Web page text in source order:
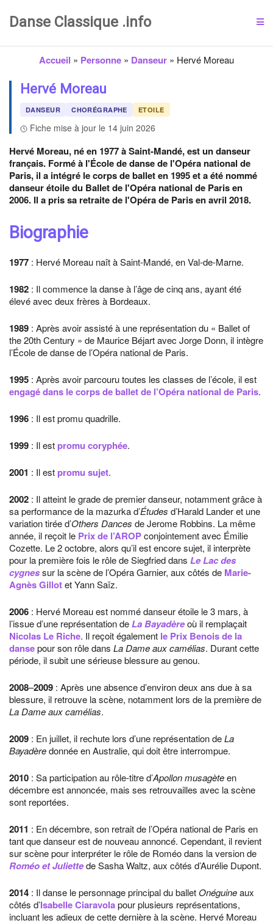
Danse Classique .info
Accueil » Personne » Danseur » Hervé Moreau
Hervé Moreau
DANSEUR CHORÉGRAPHE ETOILE
Fiche mise à jour le 14 juin 2026
Hervé Moreau, né en 1977 à Saint-Mandé, est un danseur
français. Formé à l'École de danse de l'Opéra national de
Paris, il a intégré le corps de ballet en 1995 et a été nommé
danseur étoile du Ballet de l'Opéra national de Paris en
2006. Il a pris sa retraite de l'Opéra de Paris en avril 2018.
Biographie
1977 : Hervé Moreau naît à Saint-Mandé, en Val-de-Marne.
1982 : Il commence la danse à l’âge de cinq ans, ayant été
élevé avec deux frères à Bordeaux.
1989 : Après avoir assisté à une représentation du « Ballet of
the 20th Century » de Maurice Béjart avec Jorge Donn, il intègre
l’École de danse de l’Opéra national de Paris.
1995 : Après avoir parcouru toutes les classes de l’école, il est
engagé dans le corps de ballet de l’Opéra national de Paris.
1996 : Il est promu quadrille.
1999 : Il est promu coryphée.
2001 : Il est promu sujet.
2002 : Il atteint le grade de premier danseur, notamment grâce à
sa performance de la mazurka d’Études d’Harald Lander et une
variation tirée d’Others Dances de Jerome Robbins. La même
année, il reçoit le Prix de l’AROPconjointement avec Émilie
Cozette. Le 2 octobre, alors qu’il est encore sujet, il interprète
pour la première fois le rôle de Siegfried dans Le Lac des
cygnessur la scène de l’Opéra Garnier, aux côtés de Marie-
Agnès Gillotet Yann Saïz.
2006 : Hervé Moreau est nommé danseur étoile le 3 mars, à
l’issue d’une représentation deLa Bayadèreoù il remplaçait
Nicolas Le Riche. Il reçoit également le Prix Benois de la
dansepour son rôle dans La Dame aux camélias. Durant cette
période, il subit une sérieuse blessure au genou.
2008–2009 : Après une absence d’environ deux ans due à sa
blessure, il retrouve la scène, notamment lors de la première de
La Dame aux camélias.
2009 : En juillet, il rechute lors d’une représentation deLa
Bayadèredonnée en Australie, qui doit être interrompue.
2010 : Sa participation au rôle-titre d’Apollon musagèteen
décembre est annoncée, mais ses retrouvailles avec la scène
sont reportées.
2011 : En décembre, son retrait de l’Opéra national de Paris en
tant que danseur est de nouveau annoncé. Cependant, il revient
sur scène pour interpréter le rôle de Roméo dans la version de
Roméo et Juliettede Sasha Waltz, aux côtés d’Aurélie Dupont.
2014 : Il danse le personnage principal du balletOnéguineaux
côtés d’Isabelle Ciaravolapour plusieurs représentations,
incluant les adieux de cette dernière à la scène. Hervé Moreau